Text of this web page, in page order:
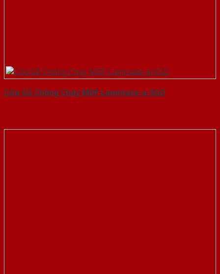
Cửa Gỗ Chống Cháy MDF Laminate-a-SGD